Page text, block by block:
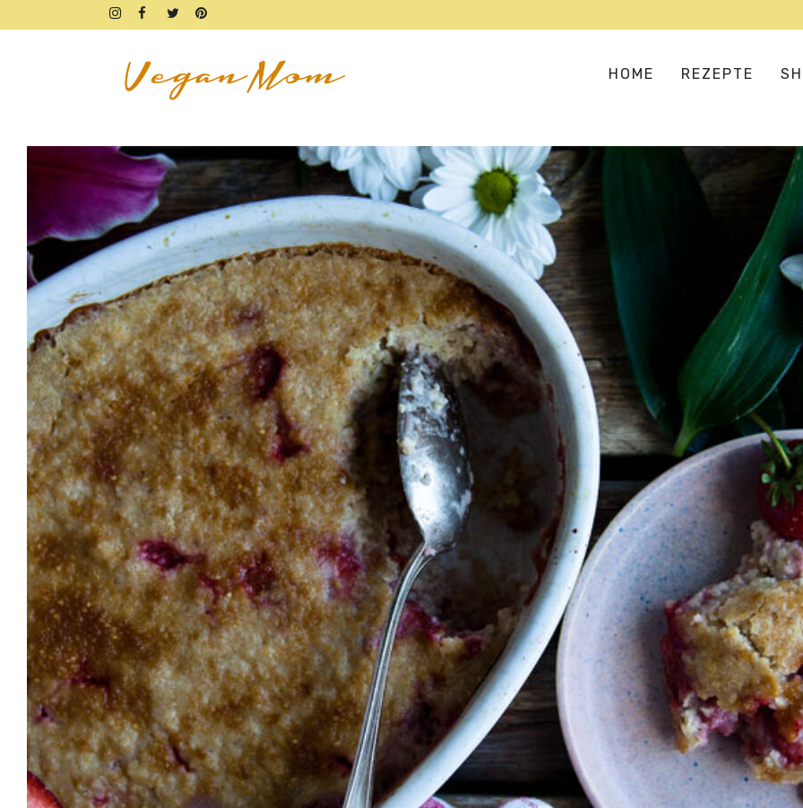
HOME REZEPTE
FRÜHSTÜCK
BROTZEIT
DIPS & AUFSTRICHE
FINGERFOOD & SNACKS
DRINKS, SHAKES & SMOOTHIE
SÜSSES
KUCHEN, TARTES & TORTEN
VEGAN BASIC
GRILLEN & PICKNICK
BEILAGEN
VANLIFE & REZEPTE
SUPPEN & EINTÖPFE
SALATE & BOWLS
BULGUR, COUSCOUS & CO
FLEISCH- UND FISCHERSATZ
GEMÜSELIEBE
VERSTECKTES GEMÜSE
PIZZA, PASTA & REIS